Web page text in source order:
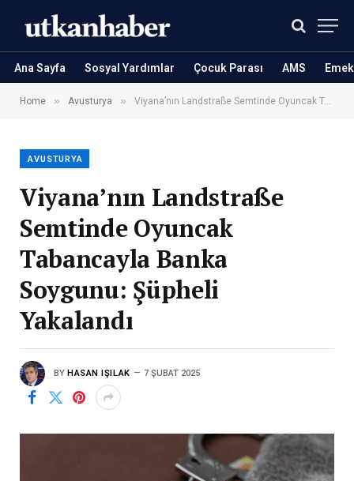
Ana Sayfa Sosyal Yardımlar Çocuk Parası AMS
Home » Avusturya » Viyana’nın Landstraße Semtinde Oyuncak Tabancayla Banka Soygunu: Şüpheli Yakalandı
AVUSTURYA
Viyana’nın Landstraße
Semtinde Oyuncak
Tabancayla Banka
Soygunu: Şüpheli
Yakalandı
BY HASAN IŞILAK 7 ŞUBAT 2025